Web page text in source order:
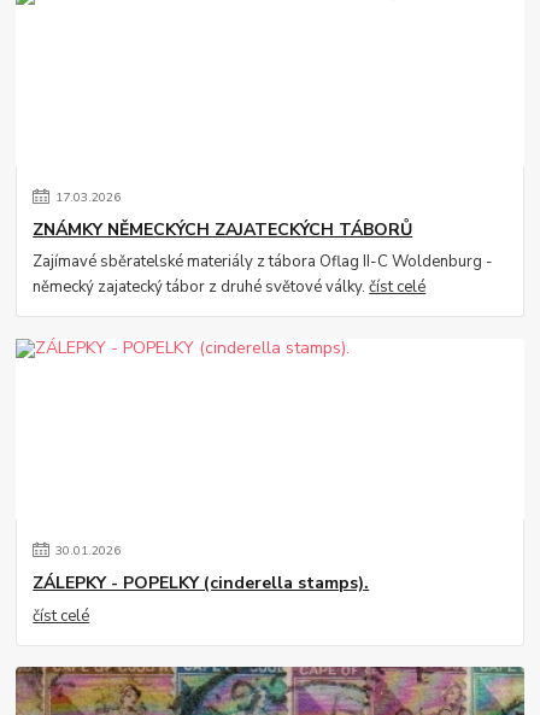
17.03.2026
ZNÁMKY NĚMECKÝCH ZAJATECKÝCH TÁBORŮ
Zajímavé sběratelské materiály z tábora Oflag II-C Woldenburg -
německý zajatecký tábor z druhé světové války.číst celé
30.01.2026
ZÁLEPKY - POPELKY (cinderella stamps).
číst celé